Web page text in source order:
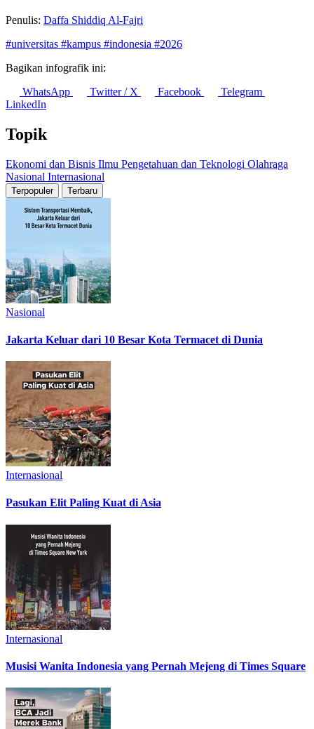
Penulis: Daffa Shiddiq Al-Fajri
#universitas #kampus #indonesia #2026
Bagikan infografik ini:
WhatsApp
Twitter / X Facebook
Telegram
LinkedIn
Topik
Ekonomi dan Bisnis Ilmu Pengetahuan dan Teknologi Olahraga
Nasional Internasional
Terpopuler Terbaru
Nasional
Jakarta Keluar dari 10 Besar Kota Termacet di Dunia
Internasional
Pasukan Elit Paling Kuat di Asia
Internasional
Musisi Wanita Indonesia yang Pernah Mejeng di Times Square